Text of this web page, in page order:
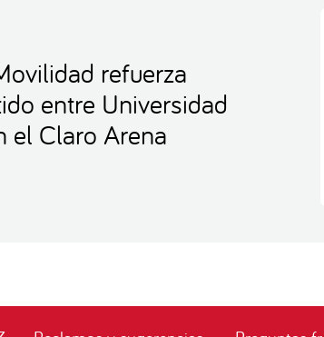
refuerza
entre Universidad
el Claro Arena